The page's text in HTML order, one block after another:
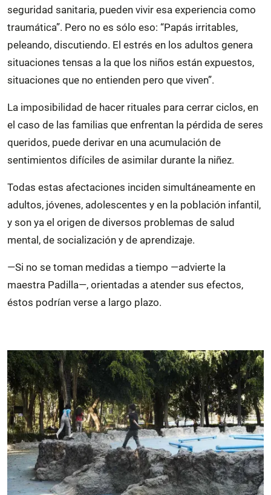
seguridad sanitaria, pueden vivir esa experiencia como
traumática”. Pero no es sólo eso: “Papás irritables,
peleando, discutiendo. El estrés en los adultos genera
situaciones tensas a la que los niños están expuestos,
situaciones que no entienden pero que viven”.
La imposibilidad de hacer rituales para cerrar ciclos, en
el caso de las familias que enfrentan la pérdida de seres
queridos, puede derivar en una acumulación de
sentimientos difíciles de asimilar durante la niñez.
Todas estas afectaciones inciden simultáneamente en
adultos, jóvenes, adolescentes y en la población infantil,
y son ya el origen de diversos problemas de salud
mental, de socialización y de aprendizaje.
—Si no se toman medidas a tiempo —advierte la
maestra Padilla—, orientadas a atender sus efectos,
éstos podrían verse a largo plazo.